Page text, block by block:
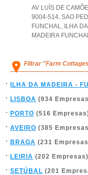
AV LUÍS DE
9004-514, SAO
FUNCHAL, ILHA DA
MADEIRA
Filtrar "Farm
ILHA DA MADEIRA -
LISBOA (934
PORTO (516
AVEIRO (385
BRAGA (231
LEIRIA (202 Empresas)
SETÚBAL (201